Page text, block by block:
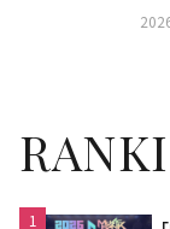
娘らが迎えた結末
1